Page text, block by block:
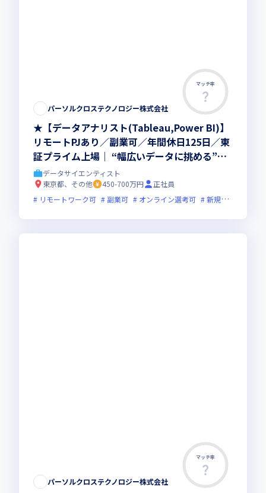
マッチ率
パーソルクロステクノロジー株式会社
★【データアナリスト(Tableau,Power BI)】
リモートPJあり／副業可／年間休日125日／東
証プライム上場｜ “幅広いデータに挑める”環
境で、スキルアップ◎ワークライフバランスも
抜群で”安定×成長”の実現が可能です！
データサイエンティスト
東京都、その他
450-700万円
正社員
リモートワーク可
副業可 オンライン選考可 新規立ち上げ
マッチ率
パーソルクロステクノロジー株式会社